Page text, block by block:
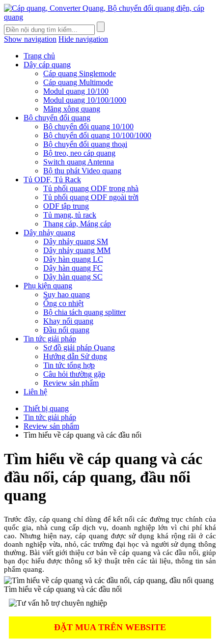
Show navigation Hide navigation
Trang chủ
Dây cáp quang
Cáp quang Singlemode
Cáp quang Multimode
Modul quang 10/100
Modul quang 10/100/1000
Măng xông quang
Bộ chuyển đổi quang
Bộ chuyển đổi quang 10/100
Bộ chuyển đổi quang 10/100/1000
Bộ chuyển đổi quang thoại
Bộ treo, neo cáp quang
Switch quang Antenna
Bộ thu phát Video quang
Tủ ODF, Tủ Rack
Tủ phối quang ODF trong nhà
Tủ phối quang ODF ngoài trời
ODF tập trung
Tủ mạng, tủ rack
Thang cáp, Máng cáp
Dây nhảy quang
Dây nhảy quang SM
Dây nhảy quang MM
Dây hàn quang LC
Dây hàn quang FC
Dây hàn quang SC
Phụ kiện quang
Suy hao quang
Ống co nhiệt
Bộ chia tách quang splitter
Khay nối quang
Đầu nối quang
Tin tức giải pháp
Sơ đồ giải pháp Quang
Hướng dẫn Sử dụng
Tin tức tổng hợp
Câu hỏi thường gặp
Review sản phẩm
Liên hệ
Thiết bị quang
Tin tức giải pháp
Review sản phẩm
Tìm hiểu về cáp quang và các đầu nối
Tìm hiểu về cáp quang và các
đầu nối, cáp quang, đầu nối
quang
Trước đây, cáp quang chỉ dùng để kết nối các đường trục chính của
quốc gia, nhà cung cấp dịch vụ, doanh nghiệp lớn vì chi phí khá
cao. Nhưng hiện nay, cáp quang được sử dụng khá rộng rãi ở các
doanh nghiệp vừa, nhỏ, các trường đại học và người sử dụng thông
thường. Bài viết giới thiệu cơ bản về cáp quang và các đầu nối, giúp
bạn đọc hiểu được thông số kỹ thuật trên các tài liệu, thông tin sản
phẩm quang.
Tìm hiểu về cáp quang và các đầu nối
ĐẶT MUA TRÊN WEBSITE